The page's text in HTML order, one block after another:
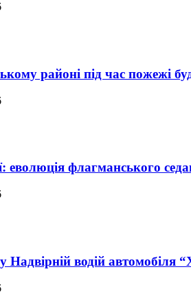
районі під час пожежі
еволюція флагманського
Надвірній водій